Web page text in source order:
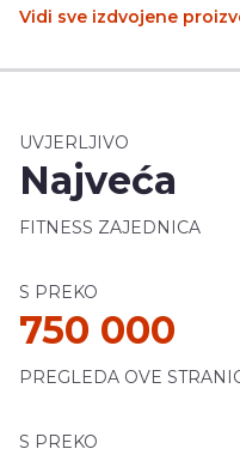
Vidi sve izdvojene
UVJERLJIVO
Najveća
FITNESS ZAJEDNICA
S PREKO
750 000
PREGLEDA OVE
S PREKO